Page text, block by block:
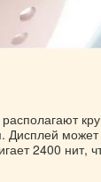
может
2400 нит,